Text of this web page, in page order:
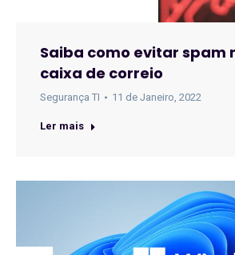
Saiba como evitar spam
caixa de correio
Segurança TI 11 de Janeiro, 2022
Ler mais